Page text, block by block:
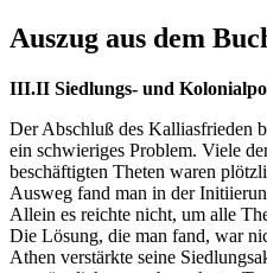
Auszug aus dem
III.II Siedlungs- und
Der Abschluß des Kalliasfrieden
ein schwieriges Problem. Viele
beschäftigten Theten waren
Ausweg fand man in der
Allein es reichte nicht, um alle
Die Lösung, die man fand, war
Athen verstärkte seine